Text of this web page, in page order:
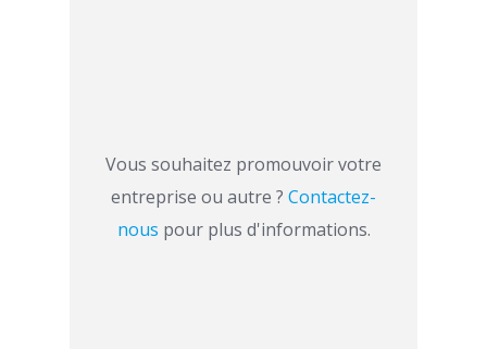
Vous souhaitez promouvoir votre
entreprise ou autre ? Contactez-
nous pour plus d'informations.